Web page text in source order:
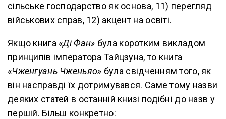
сільське господарство як основа, 11) перегляд
військових справ, 12) акцент на освіті.
Якщо книга «Ді Фан» була коротким викладом
принципів імператора Тайцзуна, то книга
«Чженгуань Чженьяо» була свідченням того, як
він насправді їх дотримувався. Саме тому назви
деяких статей в останній книзі подібні до назв у
першій. Більш конкретно: